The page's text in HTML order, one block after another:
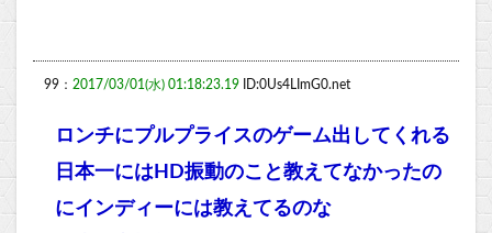
99： 2017/03/01(水) 01:18:23.19 ID:0Us4LImG0.net
ロンチにプルプライスのゲーム出してくれる
日本一にはHD振動のこと教えてなかったの
にインディーには教えてるのな